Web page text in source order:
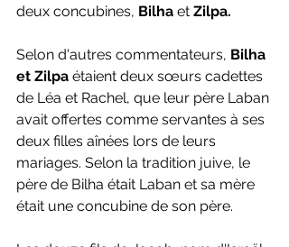
deux concubines, Bilha et Zilpa.
Selon d'autres commentateurs, Bilha
et Zilpa étaient deux sœurs cadettes
de Léa et Rachel, que leur père Laban
avait offertes comme servantes à ses
deux filles aînées lors de leurs
mariages. Selon la tradition juive, le
père de Bilha était Laban et sa mère
était une concubine de son père.